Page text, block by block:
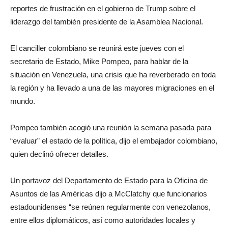
reportes de frustración en el gobierno de Trump sobre el
liderazgo del también presidente de la Asamblea Nacional.
El canciller colombiano se reunirá este jueves con el
secretario de Estado, Mike Pompeo, para hablar de la
situación en Venezuela, una crisis que ha reverberado en toda
la región y ha llevado a una de las mayores migraciones en el
mundo.
Pompeo también acogió una reunión la semana pasada para
“evaluar” el estado de la política, dijo el embajador colombiano,
quien declinó ofrecer detalles.
Un portavoz del Departamento de Estado para la Oficina de
Asuntos de las Américas dijo a McClatchy que funcionarios
estadounidenses “se reúnen regularmente con venezolanos,
entre ellos diplomáticos, así como autoridades locales y